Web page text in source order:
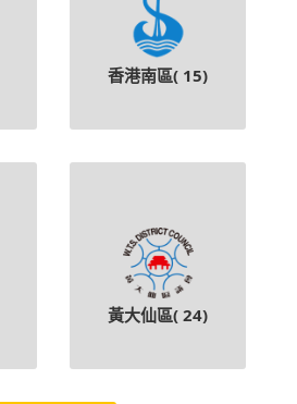
香港南區( 15)
黃大仙區( 24)